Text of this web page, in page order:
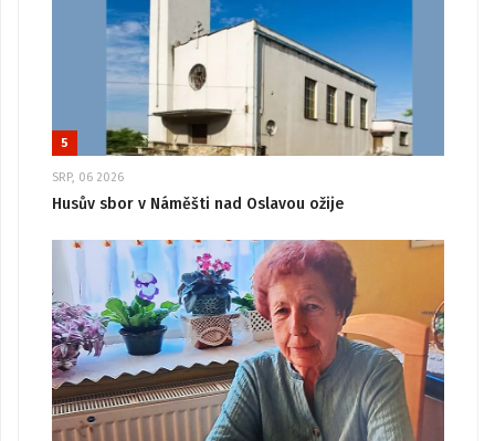
5
SRP, 06 2026
Husův sbor v Náměšti nad Oslavou ožije